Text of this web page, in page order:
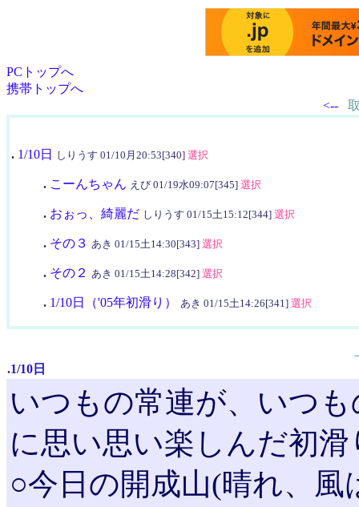
PCトップへ
携帯トップへ
<--
. 1/10日 しりうす 01/10月20:53[340] 選択
. こーんちゃん えび 01/19水09:07[345] 選択
. おぉっ、綺麗だ しりうす 01/15土15:12[344] 選択
. その３ あき 01/15土14:30[343] 選択
. その２ あき 01/15土14:28[342] 選択
. 1/10日（'05年初滑り） あき 01/15土14:26[341] 選択
.1/10日
いつもの常連が、いつ
に思い思い楽しんだ初
○今日の開成山(晴れ、風